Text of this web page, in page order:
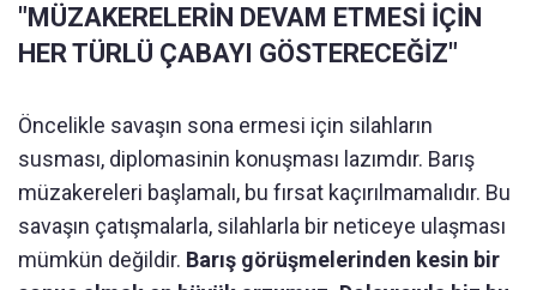
"MÜZAKERELERİN DEVAM ETMESİ İÇİN
HER TÜRLÜ ÇABAYI GÖSTERECEĞİZ"
Öncelikle savaşın sona ermesi için silahların
susması, diplomasinin konuşması lazımdır. Barış
müzakereleri başlamalı, bu fırsat kaçırılmamalıdır. Bu
savaşın çatışmalarla, silahlarla bir neticeye ulaşması
mümkün değildir. Barış görüşmelerinden kesin bir